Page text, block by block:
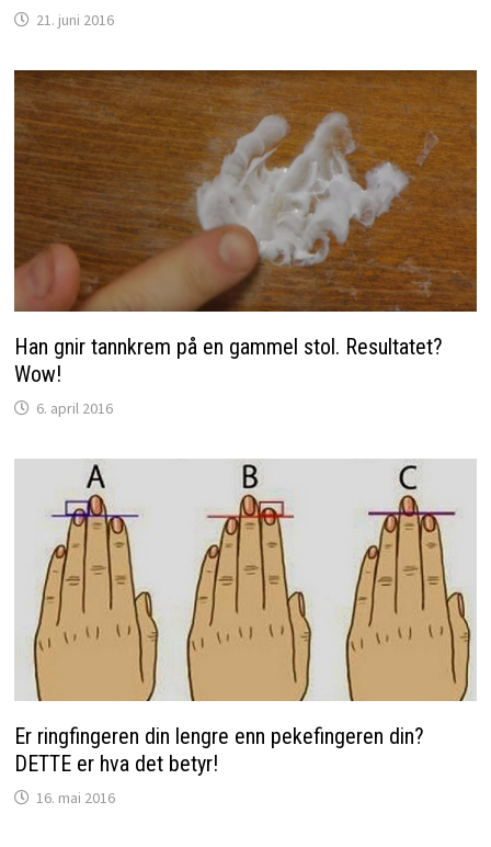
21. juni 2016
Han gnir tannkrem på en gammel stol. Resultatet?
Wow!
6. april 2016
Er ringfingeren din lengre enn pekefingeren din?
DETTE er hva det betyr!
16. mai 2016